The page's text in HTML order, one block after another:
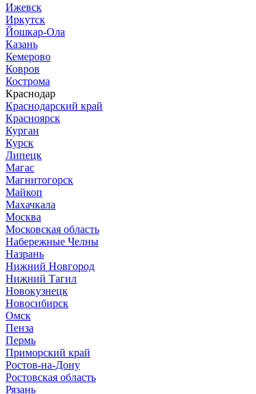
Ижевск
Иркутск
Йошкар-Ола
Казань
Кемерово
Ковров
Кострома
Краснодар
Краснодарский край
Красноярск
Курган
Курск
Липецк
Магас
Магнитогорск
Майкоп
Махачкала
Москва
Московская область
Набережные Челны
Назрань
Нижний Новгород
Нижний Тагил
Новокузнецк
Новосибирск
Омск
Пенза
Пермь
Приморский край
Ростов-на-Дону
Ростовская область
Рязань